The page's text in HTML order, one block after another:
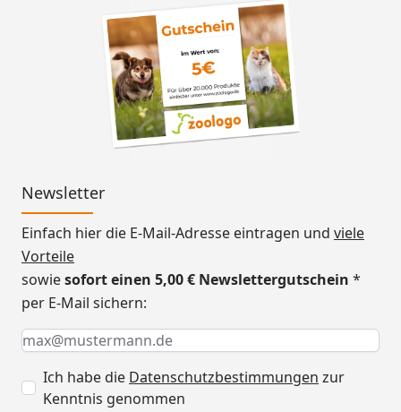
Newsletter
Einfach hier die E-Mail-Adresse eintragen und viele
Vorteile
sowiesofort einen 5,00 € Newslettergutschein *
per E-Mail sichern:
Keine Eingabe erforderlich
Eingabe erforderlich
E-Mail *
Ich habe die Datenschutzbestimmungen zur
Kenntnis genommen